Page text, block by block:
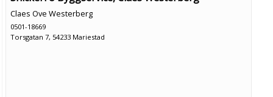
Claes Ove Westerberg
0501-18669
Torsgatan 7, 54233 Mariestad